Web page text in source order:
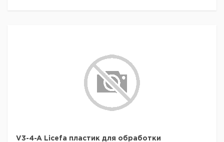
V3-4-A Licefa пластик для обработки